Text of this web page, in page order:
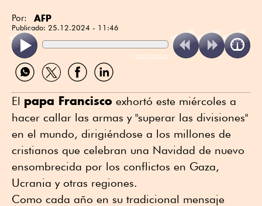
Por: AFP
Publicado: 25.12.2024 - 11:46
ReadSpeaker
Compartir
por
Compartir
por
Compartir
por
Compartir
por
El papa Francisco exhortó este miércoles a
hacer callar las armas y "superar las divisiones"
en el mundo, dirigiéndose a los millones de
cristianos que celebran una Navidad de nuevo
ensombrecida por los conflictos en Gaza,
Ucrania y otras regiones.
Como cada año en su tradicional mensaje